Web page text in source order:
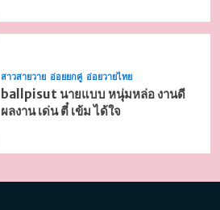
สาวสายวาย อ่อยยกคู่ อ่อยวายไทย
ballpisut นายแบบ หนุ่มหล่อ งานดี
ผลงาน เด่น ตี๋ เข้ม ได้ใจ